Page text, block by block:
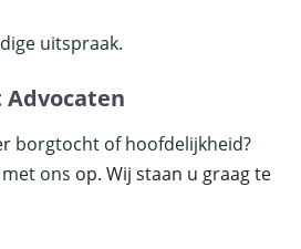
uitspraak.
Advocaten
borgtocht of hoofdelijkheid?
ons op. Wij staan u graag te